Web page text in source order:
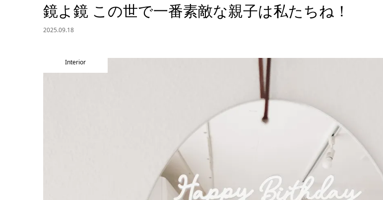
鏡よ鏡 この世で一番素敵な親子は私たちね！
2025.09.18
Interior